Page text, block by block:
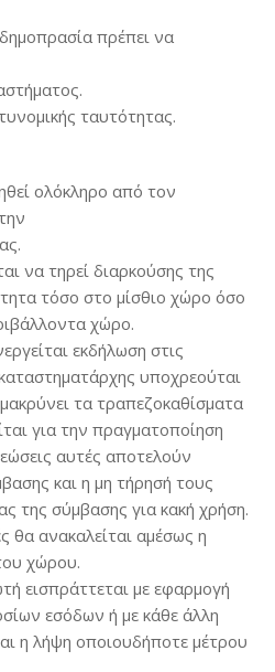
πρέπει να
ταυτότητας.
ολόκληρο από τον
να τηρεί διαρκούσης της
τόσο στο µίσθιο χώρο όσο
χώρο.
εκδήλωση στις
υποχρεούται
τα τραπεζοκαθίσµατα
για την πραγµατοποίηση
αυτές αποτελούν
και η µη τήρησή τους
της σύµβασης για κακή χρήση.
θα ανακαλείται αµέσως η
χώρου.
εισπράττεται µε εφαρµογή
εσόδων ή µε κάθε άλλη
η λήψη οποιουδήποτε µέτρου